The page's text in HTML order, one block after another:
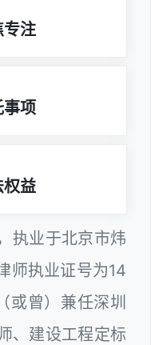
专注
事项
权益
执业于北京市炜
师执业证号为14
或曾）兼任深圳
、建设工程定标